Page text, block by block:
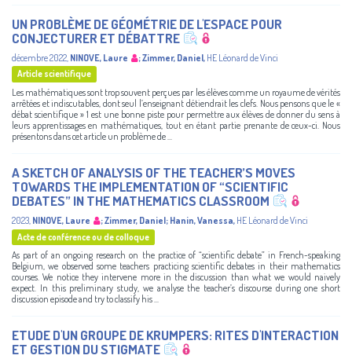
UN PROBLÈME DE GÉOMÉTRIE DE L'ESPACE POUR
CONJECTURER ET DÉBATTRE
décembre 2022 NINOVE, Laure ;Zimmer, Daniel, HE Léonard de Vinci
Article scientifique
Les mathématiques sont trop souvent perçues par les élèves comme un royaume de vérités
arrêtées et indiscutables, dont seul l’enseignant détiendrait les clefs. Nous pensons que le «
débat scientifique » 1 est une bonne piste pour permettre aux élèves de donner du sens à
leurs apprentissages en mathématiques, tout en étant partie prenante de ceux-ci. Nous
présentons dans cet article un problème de ...
A SKETCH OF ANALYSIS OF THE TEACHER’S MOVES
TOWARDS THE IMPLEMENTATION OF “SCIENTIFIC
DEBATES” IN THE MATHEMATICS CLASSROOM
2023 NINOVE, Laure ;Zimmer, Daniel; Hanin, Vanessa, HE Léonard de Vinci
Acte de conférence ou de colloque
As part of an ongoing research on the practice of “scientific debate” in French-speaking
Belgium, we observed some teachers practicing scientific debates in their mathematics
courses. We notice they intervene more in the discussion than what we would naively
expect. In this preliminary study, we analyse the teacher’s discourse during one short
discussion episode and try to classify his ...
ETUDE D'UN GROUPE DE KRUMPERS: RITES D'INTERACTION
ET GESTION DU STIGMATE